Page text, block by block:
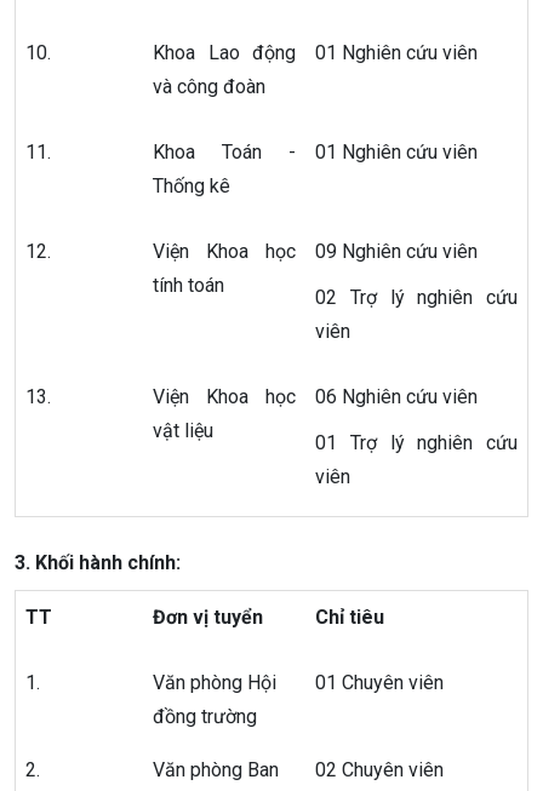
10.
Khoa Lao động
và công đoàn
01 Nghiên cứu viên
11.
Khoa Toán -
Thống kê
01 Nghiên cứu viên
12.
Viện Khoa học
tính toán
09 Nghiên cứu viên
02 Trợ lý nghiên cứu
viên
13.
Viện Khoa học
vật liệu
06 Nghiên cứu viên
01 Trợ lý nghiên cứu
viên
3. Khối hành chính:
TT Đơn vị tuyển Chỉ tiêu
1.
Văn phòng Hội
đồng trường
01 Chuyên viên
2.
Văn phòng Ban
02 Chuyên viên